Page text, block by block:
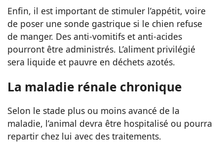
Enfin, il est important de stimuler l’appétit, voire
de poser une sonde gastrique si le chien refuse
de manger. Des anti-vomitifs et anti-acides
pourront être administrés. L’aliment privilégié
sera liquide et pauvre en déchets azotés.
La maladie rénale chronique
Selon le stade plus ou moins avancé de la
maladie, l’animal devra être hospitalisé ou pourra
repartir chez lui avec des traitements.